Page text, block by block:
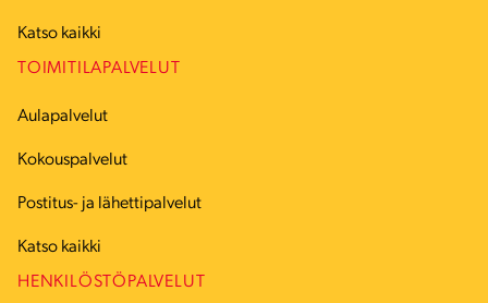
Katso kaikki
TOIMITILAPALVELUT
Aulapalvelut
Kokouspalvelut
Postitus- ja lähettipalvelut
Katso kaikki
HENKILÖSTÖPALVELUT